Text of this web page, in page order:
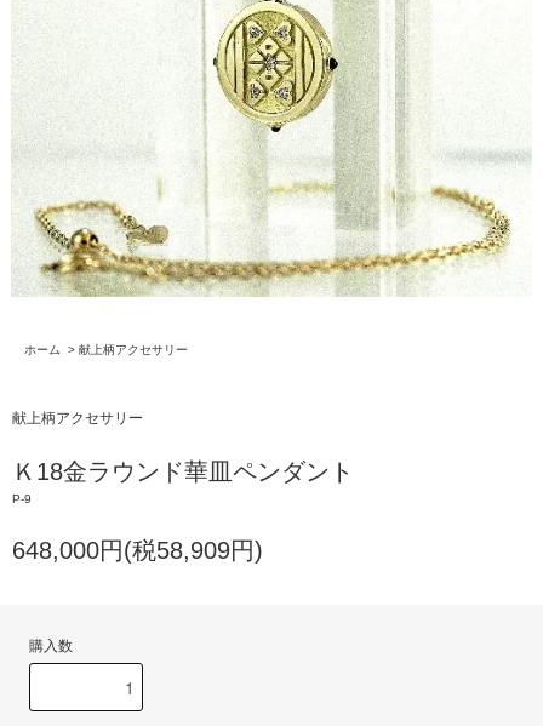
ホーム > 献上柄アクセサリー
献上柄アクセサリー
Ｋ18金ラウンド華皿ペンダント
P-9
648,000円(税58,909円)
購入数